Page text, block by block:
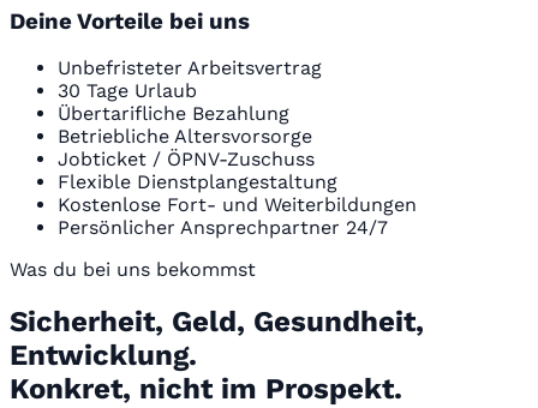
Deine Vorteile bei uns
Unbefristeter Arbeitsvertrag
30 Tage Urlaub
Übertarifliche Bezahlung
Betriebliche Altersvorsorge
Jobticket / ÖPNV-Zuschuss
Flexible Dienstplangestaltung
Kostenlose Fort- und Weiterbildungen
Persönlicher Ansprechpartner 24/7
Was du bei uns bekommst
Sicherheit, Geld, Gesundheit,
Entwicklung.
Konkret, nicht im Prospekt.